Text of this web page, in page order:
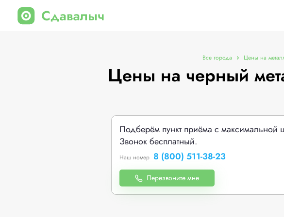
Все города Цены на
Цены на черный
Подберём пункт приёма с максимальной
Звонок бесплатный.
Наш номер 8 (800) 511-38-23
Перезвоните мне